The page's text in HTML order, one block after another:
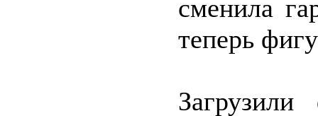
сменила
теперь